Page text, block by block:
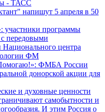
- ТАСС
напишут 5 апреля в 50
участники программы
передовыми
центра
ФМ
ФМБА России
донорской акции для
и духовные ценности
самобытности и
И этим Россия о